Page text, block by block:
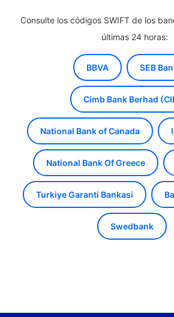
Consulte los códigos SWIFT de los
últimas 24 horas:
BBVA SEB
Cimb Bank Berhad
National Bank of Canada
National Bank Of Greece
Turkiye Garanti Bankasi
Swedbank